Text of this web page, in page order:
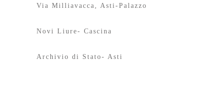
Via Milliavacca, Asti-Palazzo
Novi Liure- Cascina
Archivio di Stato- Asti